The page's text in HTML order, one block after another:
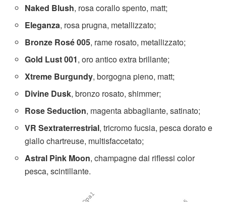
Naked Blush, rosa corallo spento, matt;
Eleganza, rosa prugna, metallizzato;
Bronze Rosé 005, rame rosato, metallizzato;
Gold Lust 001, oro antico extra brillante;
Xtreme Burgundy, borgogna pieno, matt;
Divine Dusk, bronzo rosato, shimmer;
RoseSeduction, magenta abbagliante, satinato;
VR Sextraterrestrial, tricromo fucsia, pesca dorato e
giallo chartreuse, multisfaccetato;
Astral Pink Moon, champagne dai riflessi color
pesca, scintillante.